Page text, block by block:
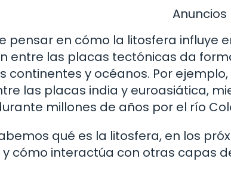
Anuncios
pensar en cómo la litosfera influye
entre las placas tectónicas da
continentes y océanos. Por
las placas india y euroasiática,
millones de años por el río
qué es la litosfera, en los
cómo interactúa con otras capas